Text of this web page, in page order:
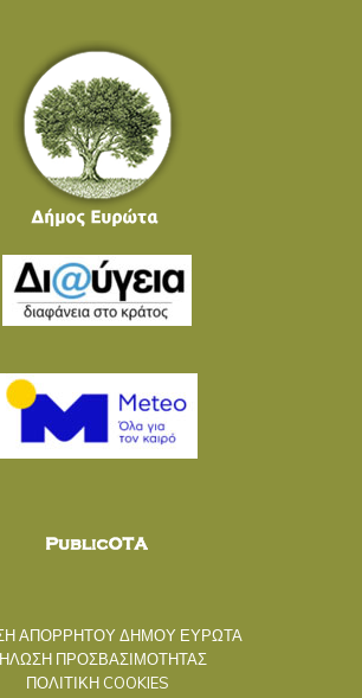
ΑΠΟΡΡΗΤΟΥ ΔΗΜΟΥ ΕΥΡΩΤΑ
ΠΡΟΣΒΑΣΙΜΟΤΗΤΑΣ
ΠΟΛΙΤΙΚΗ COOKIES